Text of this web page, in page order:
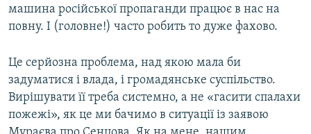
машина російської пропаганди працює в нас на
повну. І (головне!) часто робить то дуже фахово.
Це серйозна проблема, над якою мала би
задуматися і влада, і громадянське суспільство.
Вирішувати її треба системно, а не «гасити спалахи
пожежі», як це ми бачимо в ситуації із заявою